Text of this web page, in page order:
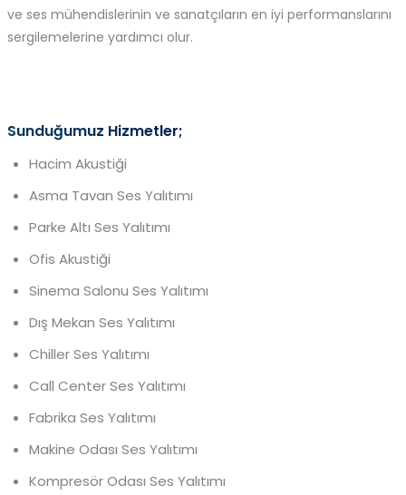
ve ses mühendislerinin ve sanatçıların en iyi performanslarını
sergilemelerine yardımcı olur.
Sunduğumuz Hizmetler;
Hacim Akustiği
Asma Tavan Ses Yalıtımı
Parke Altı Ses Yalıtımı
Ofis Akustiği
Sinema Salonu Ses Yalıtımı
Dış Mekan Ses Yalıtımı
Chiller Ses Yalıtımı
Call Center Ses Yalıtımı
Fabrika Ses Yalıtımı
Makine Odası Ses Yalıtımı
Kompresör Odası Ses Yalıtımı